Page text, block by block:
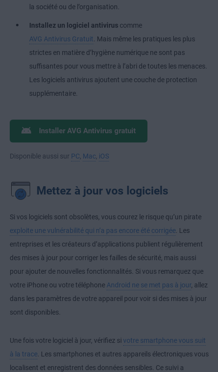
la société ou de l’organisation.
Installez un logiciel antivirus comme
AVG Antivirus Gratuit . Mais même les pratiques les plus
strictes en matière d’hygiène numérique ne sont pas
suffisantes pour vous mettre à l’abri de toutes les menaces.
Les logiciels antivirus ajoutent une couche de protection
supplémentaire.
Installer AVG Antivirus gratuit
Disponible aussi sur PC Mac iOS
Mettez à jour vos logiciels
Si vos logiciels sont obsolètes, vous courez le risque qu’un pirate
exploite une vulnérabilité qui n’a pas encore été corrigée . Les
entreprises et les créateurs d’applications publient régulièrement
des mises à jour pour corriger les failles de sécurité, mais aussi
pour ajouter de nouvelles fonctionnalités. Si vous remarquez que
votre iPhone ou votre téléphone Android ne se met pas à jour , allez
dans les paramètres de votre appareil pour voir si des mises à jour
sont disponibles.
Une fois votre logiciel à jour, vérifiez si votre smartphone vous suit
à la trace . Les smartphones et autres appareils électroniques vous
localisent et enregistrent des données sensibles. Ce suivi a